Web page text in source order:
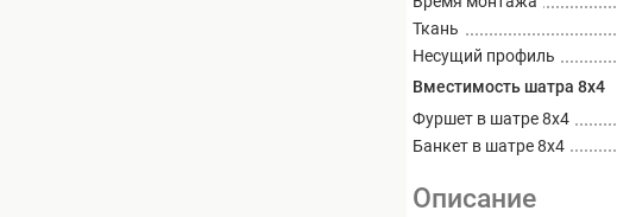
Ткань
Несущий профиль
Вместимость шатра 8х4
Фуршет в шатре 8х4
Банкет в шатре 8х4
Описание